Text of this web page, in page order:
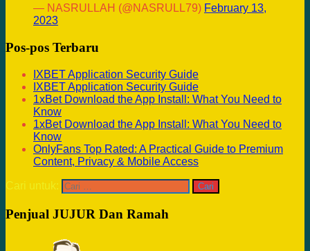
— NASRULLAH (@NASRULL79) February 13,
2023
Pos-pos Terbaru
IXBET Application Security Guide
IXBET Application Security Guide
1xBet Download the App Install: What You Need to
Know
1xBet Download the App Install: What You Need to
Know
OnlyFans Top Rated: A Practical Guide to Premium
Content, Privacy & Mobile Access
Cari untuk:
Penjual JUJUR Dan Ramah